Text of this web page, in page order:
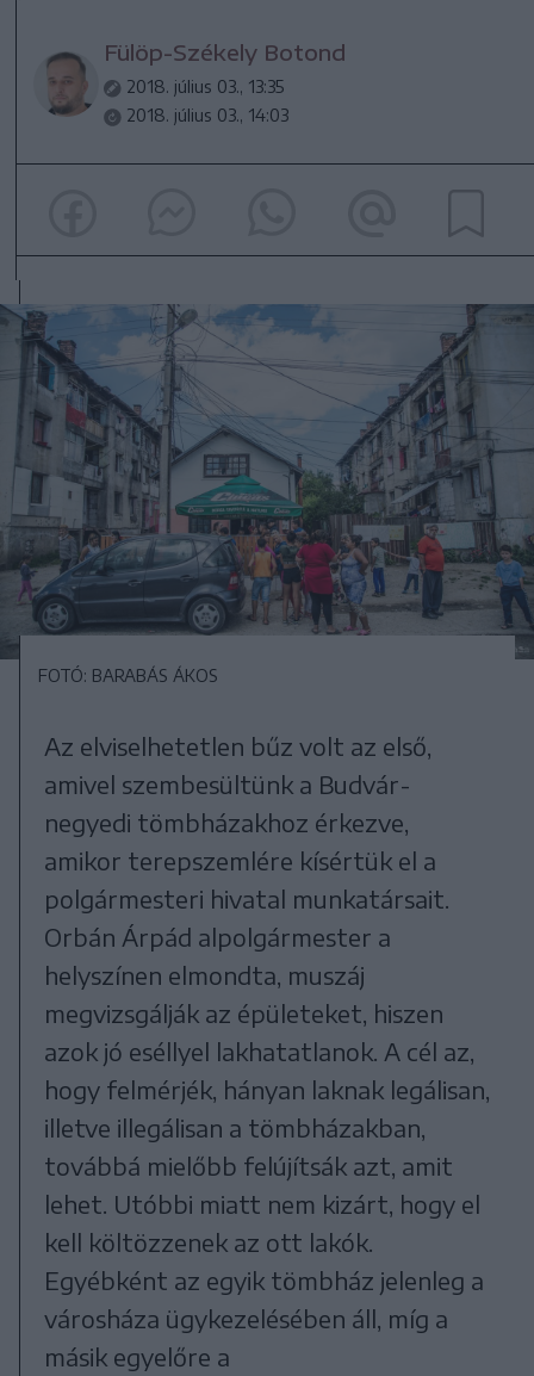
Fülöp-Székely Botond
2018. július 03., 13:35
2018. július 03., 14:03
FOTÓ: BARABÁS ÁKOS
Az elviselhetetlen bűz volt az első,
amivel szembesültünk a Budvár-
negyedi tömbházakhoz érkezve,
amikor terepszemlére kísértük el a
polgármesteri hivatal munkatársait.
Orbán Árpád alpolgármester a
helyszínen elmondta, muszáj
megvizsgálják az épületeket, hiszen
azok jó eséllyel lakhatatlanok. A cél az,
hogy felmérjék, hányan laknak legálisan,
illetve illegálisan a tömbházakban,
továbbá mielőbb felújítsák azt, amit
lehet. Utóbbi miatt nem kizárt, hogy el
kell költözzenek az ott lakók.
Egyébként az egyik tömbház jelenleg a
városháza ügykezelésében áll, míg a
másik egyelőre a